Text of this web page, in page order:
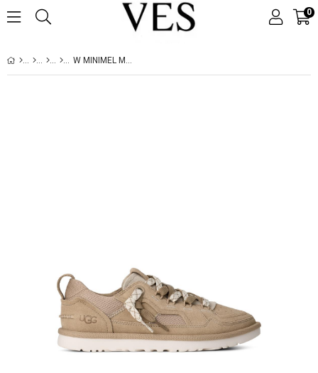
0
W MINIMEL MUSTARD SEED (HARDAL) 1175301